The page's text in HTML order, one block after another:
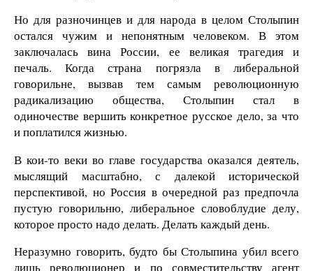
Но для разночинцев и для народа в целом Столыпин
остался чужим и непонятным человеком. В этом
заключалась вина России, ее великая трагедия и
печаль. Когда страна погрязла в либеральной
говорильне, вызвав тем самым революционную
радикализацию общества, Столыпин стал в
одиночестве вершить конкретное русское дело, за что
и поплатился жизнью.
В кои-то веки во главе государства оказался деятель,
мыслящий масштабно, с далекой исторической
перспективой, но Россия в очередной раз предпочла
пустую говорильню, либеральное словоблудие делу,
которое просто надо делать. Делать каждый день.
Неразумно говорить, будто бы Столыпина убил всего
лишь революционер и по совместительству агент